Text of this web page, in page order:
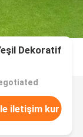
Dekoratif
iletişim kur